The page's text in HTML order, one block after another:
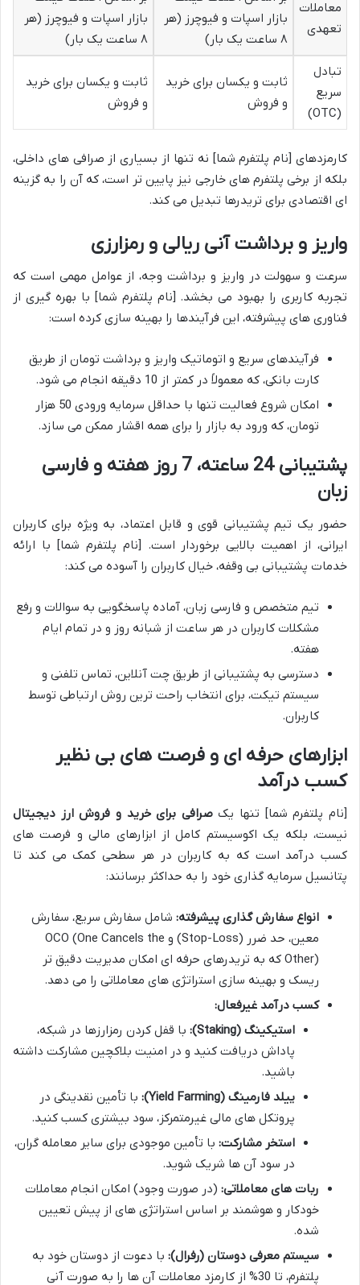
معاملات
تعهدی
بازار اسپات و فیوچرز (هر
۸ ساعت یک بار)
بازار اسپات و فیوچرز (هر
۸ ساعت یک بار)
تبادل
سریع
(OTC)
ثابت و یکسان برای خرید
و فروش
ثابت و یکسان برای خرید
و فروش
کارمزدهای [نام پلتفرم شما] نه تنها از بسیاری از صرافی های داخلی،
بلکه از برخی پلتفرم های خارجی نیز پایین تر است، که آن را به گزینه
ای اقتصادی برای تریدرها تبدیل می کند.
واریز و برداشت آنی ریالی و رمزارزی
سرعت و سهولت در واریز و برداشت وجه، از عوامل مهمی است که
تجربه کاربری را بهبود می بخشد. [نام پلتفرم شما] با بهره گیری از
فناوری های پیشرفته، این فرآیندها را بهینه سازی کرده است:
فرآیندهای سریع و اتوماتیک واریز و برداشت تومان از طریق
کارت بانکی، که معمولاً در کمتر از 10 دقیقه انجام می شود.
امکان شروع فعالیت تنها با حداقل سرمایه ورودی 50 هزار
تومان، که ورود به بازار را برای همه اقشار ممکن می سازد.
پشتیبانی 24 ساعته، 7 روز هفته و فارسی
زبان
حضور یک تیم پشتیبانی قوی و قابل اعتماد، به ویژه برای کاربران
ایرانی، از اهمیت بالایی برخوردار است. [نام پلتفرم شما] با ارائه
خدمات پشتیبانی بی وقفه، خیال کاربران را آسوده می کند:
تیم متخصص و فارسی زبان، آماده پاسخگویی به سوالات و رفع
مشکلات کاربران در هر ساعت از شبانه روز و در تمام ایام
هفته.
دسترسی به پشتیبانی از طریق چت آنلاین، تماس تلفنی و
سیستم تیکت، برای انتخاب راحت ترین روش ارتباطی توسط
کاربران.
ابزارهای حرفه ای و فرصت های بی نظیر
کسب درآمد
[نام پلتفرم شما] تنها یکصرافی برای خرید و فروش ارز دیجیتال
نیست، بلکه یک اکوسیستم کامل از ابزارهای مالی و فرصت های
کسب درآمد است که به کاربران در هر سطحی کمک می کند تا
پتانسیل سرمایه گذاری خود را به حداکثر برسانند:
انواع سفارش گذاری پیشرفته: شامل سفارش سریع، سفارش
معین، حد ضرر (Stop-Loss) و OCO (One Cancels the
Other) که به تریدرهای حرفه ای امکان مدیریت دقیق تر
ریسک و بهینه سازی استراتژی های معاملاتی را می دهد.
کسب درآمد غیرفعال:
استیکینگ (Staking):
با قفل کردن رمزارزها در شبکه،
پاداش دریافت کنید و در امنیت بلاکچین مشارکت داشته
باشید.
ییلد فارمینگ (Yield Farming):
با تأمین نقدینگی در
پروتکل های مالی غیرمتمرکز، سود بیشتری کسب کنید.
استخر مشارکت: با تأمین موجودی برای سایر معامله گران،
در سود آن ها شریک شوید.
ربات های معاملاتی: (در صورت وجود) امکان انجام معاملات
خودکار و هوشمند بر اساس استراتژی های از پیش تعیین
شده.
سیستم معرفی دوستان (رفرال): با دعوت از دوستان خود به
پلتفرم، تا 30% از کارمزد معاملات آن ها را به صورت آنی